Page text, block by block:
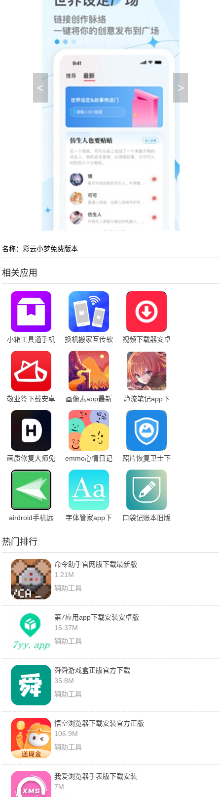
< >
名称：彩云小梦免费版本
相关应用
小箱工具通手机
版
换机搬家互传软
件最新版
视频下载器安卓
版下载
敬业签下载安卓
画像素app最新
版
静流笔记app下
载安装
画质修复大师免
费版
emmo心情日记
安卓版
照片恢复卫士下
载安卓版
airdroid手机远
字体管家app下
口袋记账本旧版
热门排行
命令助手官网版下载最新版
1.21M
辅助工具
第7应用app下载安装安卓版
15.37M
辅助工具
舜舜游戏盒正版官方下载
35.8M
辅助工具
悟空浏览器下载安装官方正版
106.9M
辅助工具
我爱浏览器手表版下载安装
7M